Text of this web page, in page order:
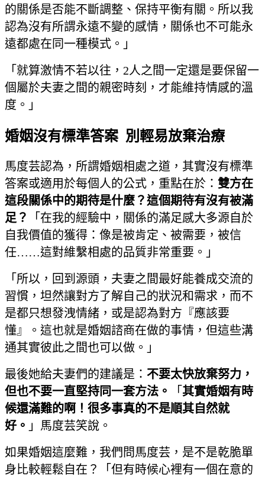
的關係是否能不斷調整、保持平衡有關。所以我
認為沒有所謂永遠不變的感情，關係也不可能永
遠都處在同一種模式。」
「就算激情不若以往，2人之間一定還是要保留一
個屬於夫妻之間的親密時刻，才能維持情感的溫
度。」
婚姻沒有標準答案 別輕易放棄治療
馬度芸認為，所謂婚姻相處之道，其實沒有標準
答案或適用於每個人的公式，重點在於： 雙方在
這段關係中的期待是什麼？這個期待有沒有被滿
足？
「在我的經驗中，關係的滿足感大多源自於
自我價值的獲得：像是被肯定、被需要，被信
任……這對維繫相處的品質非常重要。」
「所以，回到源頭，夫妻之間最好能養成交流的
習慣，坦然讓對方了解自己的狀況和需求，而不
是都只想發洩情緒，或是認為對方『應該要
懂』。這也就是婚姻諮商在做的事情，但這些溝
通其實彼此之間也可以做。」
最後她給夫妻們的建議是： 不要太快放棄努力，
但也不要一直堅持同一套方法。
「 其實婚姻有時
候還滿難的啊！很多事真的不是順其自然就
好。 」馬度芸笑說。
如果婚姻這麼難，我們問馬度芸，是不是乾脆單
身比較輕鬆自在？「但有時候心裡有一個在意的